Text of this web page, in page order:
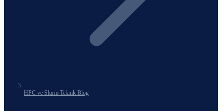
HPC ve Slurm Teknik Blog